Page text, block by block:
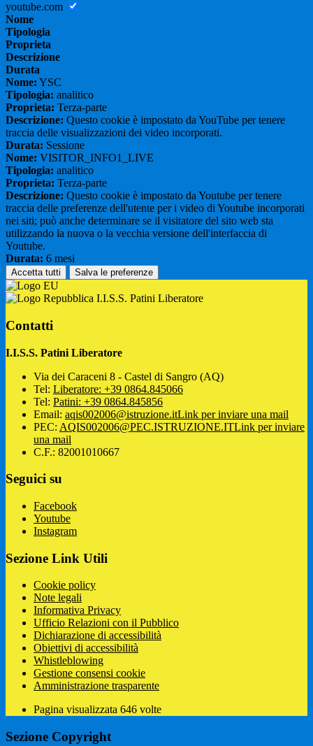
youtube.com
Nome
Tipologia
Proprieta
Descrizione
Durata
Nome: YSC
Tipologia: analitico
Proprieta: Terza-parte
Descrizione: Questo cookie è impostato da YouTube per tenere
traccia delle visualizzazioni dei video incorporati.
Durata: Sessione
Nome: VISITOR_INFO1_LIVE
Tipologia: analitico
Proprieta: Terza-parte
Descrizione: Questo cookie è impostato da Youtube per tenere
traccia delle preferenze dell'utente per i video di Youtube incorporati
nei siti; può anche determinare se il visitatore del sito web sta
utilizzando la nuova o la vecchia versione dell'interfaccia di
Youtube.
Durata: 6 mesi
Accetta tutti Salva le preferenze
I.I.S.S. Patini Liberatore
Contatti
I.I.S.S. Patini Liberatore
Via dei Caraceni 8 - Castel di Sangro (AQ)
Tel: Liberatore: +39 0864.845066
Tel: Patini: +39 0864.845856
Email: aqis002006@istruzione.itLink per inviare una mail
PEC: AQIS002006@PEC.ISTRUZIONE.ITLink per inviare
una mail
C.F.: 82001010667
Seguici su
Facebook
Youtube
Instagram
Sezione Link Utili
Cookie policy
Note legali
Informativa Privacy
Ufficio Relazioni con il Pubblico
Dichiarazione di accessibilità
Obiettivi di accessibilità
Whistleblowing
Gestione consensi cookie
Amministrazione trasparente
Pagina visualizzata 646 volte
Sezione Copyright